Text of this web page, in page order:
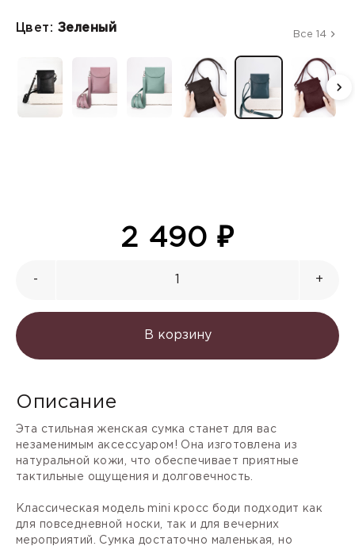
Цвет: Зеленый Все 14
2 490 ₽
+
-
В корзину
Описание
Эта стильная женская сумка станет для вас
незаменимым аксессуаром! Она изготовлена из
натуральной кожи, что обеспечивает приятные
тактильные ощущения и долговечность.
Классическая модель mini кросс боди подходит как
для повседневной носки, так и для вечерних
мероприятий. Сумка достаточно маленькая, но